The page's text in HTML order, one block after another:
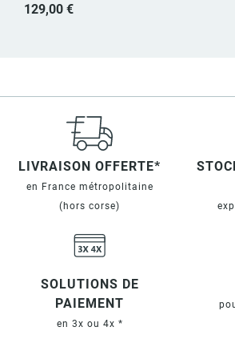
129,00 €
LIVRAISON OFFERTE*
en France métropolitaine
(hors corse)
SOLUTIONS DE
PAIEMENT
en 3x ou 4x *